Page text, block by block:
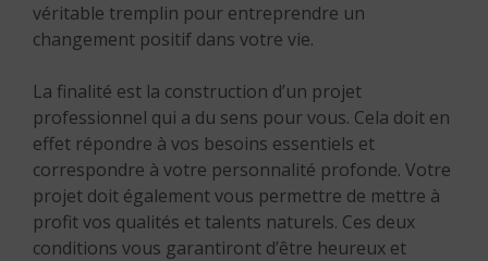
véritable tremplin pour entreprendre un
changement positif dans votre vie.
La finalité est la construction d’un projet
professionnel qui a du sens pour vous. Cela doit en
effet répondre à vos besoins essentiels et
correspondre à votre personnalité profonde. Votre
projet doit également vous permettre de mettre à
profit vos qualités et talents naturels. Ces deux
conditions vous garantiront d’être heureux et